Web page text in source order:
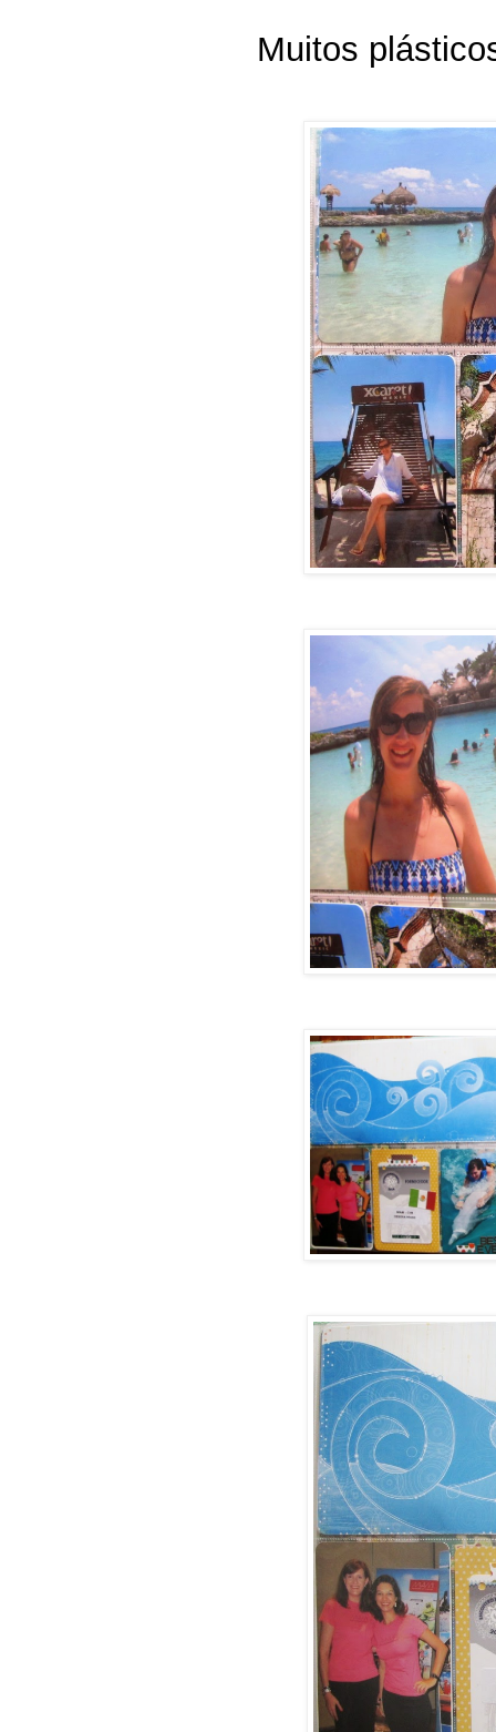
Muitos